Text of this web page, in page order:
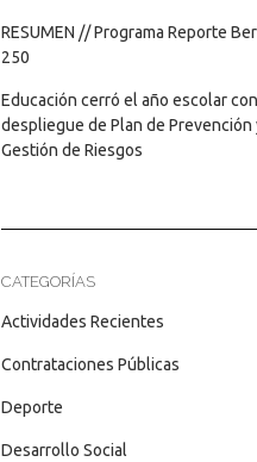
RESUMEN // Programa Reporte
250
Educación cerró el año escolar con
despliegue de Plan de Prevención
Gestión de Riesgos
CATEGORÍAS
Actividades Recientes
Contrataciones Públicas
Deporte
Desarrollo Social